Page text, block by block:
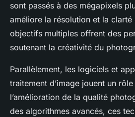
sont passés à des mégapixels
améliore la résolution et la clarté
objectifs multiples offrent des
soutenant la créativité du
Parallèlement, les logiciels et
traitement d’image jouent un
l’amélioration de la qualité
des algorithmes avancés, ces